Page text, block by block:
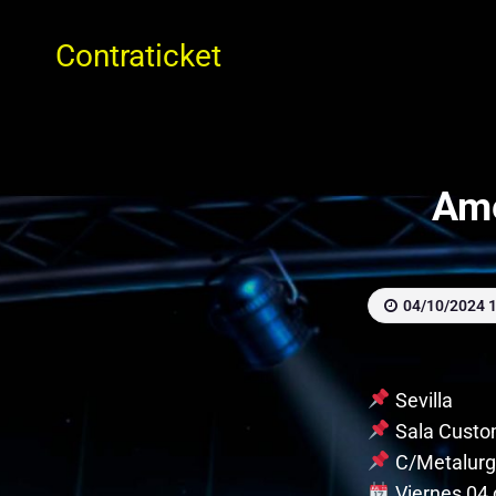
Contraticket
04/10/2024
Sevilla
Sala
C/